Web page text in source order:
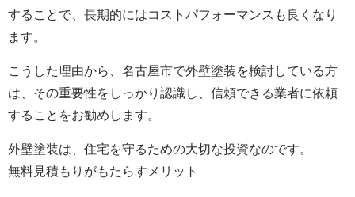
することで、長期的にはコストパフォーマンスも良くなり
ます。
こうした理由から、名古屋市で外壁塗装を検討している方
は、その重要性をしっかり認識し、信頼できる業者に依頼
することをお勧めします。
外壁塗装は、住宅を守るための大切な投資なのです。
無料見積もりがもたらすメリット